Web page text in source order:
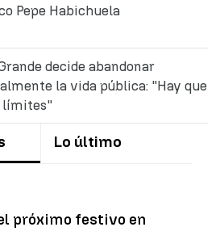
Pepe Habichuela
decide abandonar
la vida pública: "Hay que
límites"
Lo último
próximo festivo en